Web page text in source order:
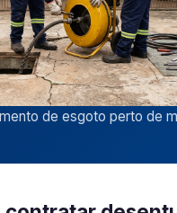
de esgoto perto de